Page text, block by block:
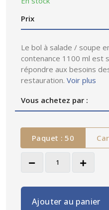
Prix
Le bol à salade / soupe
contenance 1100 ml est
répondre aux besoins
restauration. Voir plus
Vous achetez par :
Paquet : 50
Ajouter au panier